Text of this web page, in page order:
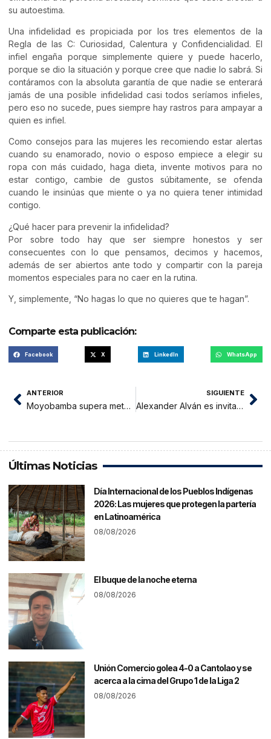
su autoestima.
Una infidelidad es propiciada por los tres elementos de la
Regla de las C: Curiosidad, Calentura y Confidencialidad. El
infiel engaña porque simplemente quiere y puede hacerlo,
porque se dio la situación y porque cree que nadie lo sabrá. Si
contáramos con la absoluta garantía de que nadie se enterará
jamás de una posible infidelidad casi todos seríamos infieles,
pero eso no sucede, pues siempre hay rastros para ampayar a
quien es infiel.
Como consejos para las mujeres les recomiendo estar alertas
cuando su enamorado, novio o esposo empiece a elegir su
ropa con más cuidado, haga dieta, invente motivos para no
estar contigo, cambie de gustos súbitamente, se ofenda
cuando le insinúas que miente o ya no quiera tener intimidad
contigo.
¿Qué hacer para prevenir la infidelidad?
Por sobre todo hay que ser siempre honestos y ser
consecuentes con lo que pensamos, decimos y hacemos,
además de ser abiertos ante todo y compartir con la pareja
momentos especiales para no caer en la rutina.
Y, simplemente, “No hagas lo que no quieres que te hagan”.
Comparte esta publicación:
Facebook X LinkedIn WhatsApp
ANTERIOR
Moyobamba supera metas en recaudación tributaria
SIGUIENTE
Alexander Alván es invitado por Pedro Bogarín al APRA
Últimas Noticias
Día Internacional de los Pueblos Indígenas
2026: Las mujeres que protegen la partería
en Latinoamérica
08/08/2026
El buque de la noche eterna
08/08/2026
Unión Comercio golea 4-0 a Cantolao y se
acerca a la cima del Grupo 1 de la Liga 2
08/08/2026